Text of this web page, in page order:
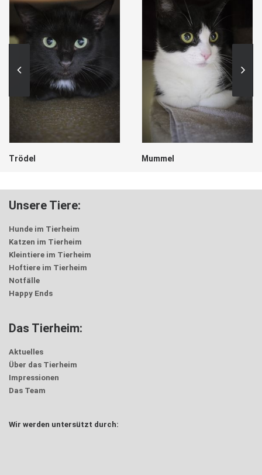
Trödel Mummel
Unsere Tiere:
Hunde im Tierheim
Katzen im Tierheim
Kleintiere im Tierheim
Hoftiere im Tierheim
Notfälle
Happy Ends
Das Tierheim:
Aktuelles
Über das Tierheim
Impressionen
Das Team
Wir werden untersützt durch: